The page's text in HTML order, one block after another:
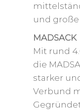
und große
MADSACK
Mit rund
die
starker
Verbund